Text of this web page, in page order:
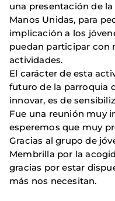
una presentación de
Manos Unidas, para
implicación a los
puedan participar con
actividades.
El carácter de esta
futuro de la parroquia
innovar, es de
Fue una reunión muy
esperemos que muy
Gracias al grupo de
Membrilla por la
gracias por estar
más nos necesitan.